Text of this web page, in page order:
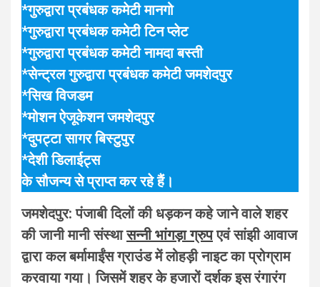
*गुरुद्वारा प्रबंधक कमेटी मानगो
*गुरुद्वारा प्रबंधक कमेटी टिन प्लेट
*गुरुद्वारा प्रबंधक कमेटी नामदा बस्ती
*सेन्ट्रल गुरुद्वारा प्रबंधक कमेटी जमशेदपुर
*सिख विजडम
*मोशन ऐजूकेशन जमशेदपुर
*दुपट्टा सागर बिस्टुपुर
*देशी डिलाईट्स
के सौजन्य से प्राप्त कर रहे हैं।
जमशेदपुर: पंजाबी दिलों की धड़कन कहे जाने वाले शहर
की जानी मानी संस्थासन्नी भांगड़ा ग्रुपएवं सांझी आवाज
द्वारा कल बर्मामाईंस ग्राउंड में लोहड़ी नाइट का प्रोग्राम
करवाया गया। जिसमें शहर के हजारों दर्शक इस रंगारंग